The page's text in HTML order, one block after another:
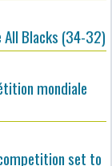
All Blacks (34-32)
mondiale
set to